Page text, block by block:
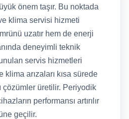
önem taşır. Bu noktada
klima servisi hizmeti
uzatır hem de enerji
deneyimli teknik
servis hizmetleri
arızaları kısa sürede
çözümler üretilir. Periyodik
performansı artırılır
geçilir.